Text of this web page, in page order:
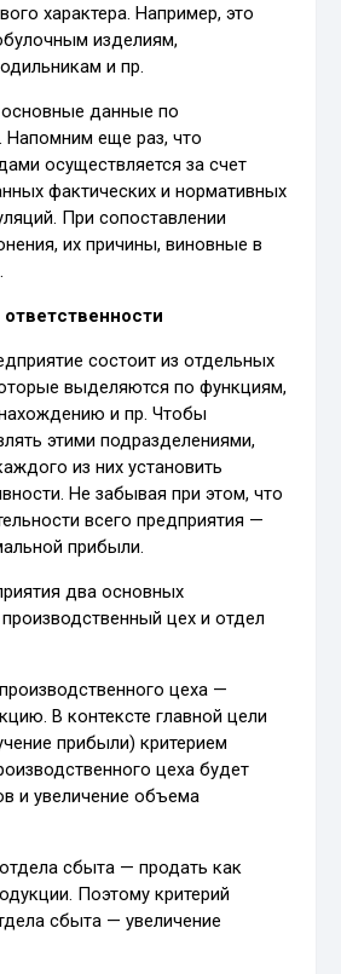
характера. Например, это
изделиям,
и пр.
данные по
Напомним еще раз, что
осуществляется за счет
фактических и нормативных
При сопоставлении
их причины, виновные в
состоит из отдельных
выделяются по функциям,
и пр. Чтобы
этими подразделениями,
из них установить
Не забывая при этом, что
всего предприятия —
прибыли.
два основных
цех и отдел
цеха —
В контексте главной цели
прибыли) критерием
цеха будет
и увеличение объема
сбыта — продать как
Поэтому критерий
сбыта — увеличение